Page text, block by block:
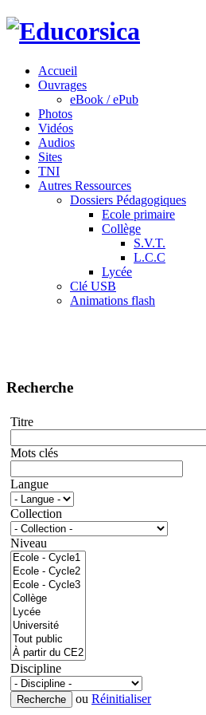
Accueil
Ouvrages
eBook / ePub
Photos
Vidéos
Audios
Sites
TNI
Autres Ressources
Dossiers Pédagogiques
Ecole primaire
Collège
S.V.T.
L.C.C
Lycée
Clé USB
Animations flash
Recherche
Titre
Mots clés
Langue
Collection
Niveau
Discipline
ou Réinitialiser